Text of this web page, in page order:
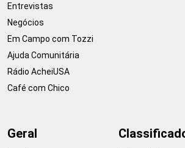
Entrevistas
Negócios
Em Campo com Tozzi
Ajuda Comunitária
Rádio AcheiUSA
Café com Chico
Geral